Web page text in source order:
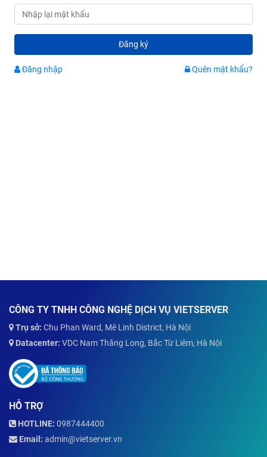
Đăng ký
Đăng nhập Quên mật khẩu?
CÔNG TY TNHH CÔNG NGHỆ DỊCH VỤ VIETSERVER
Trụ sở: Chu Phan Ward, Mê Linh District, Hà Nội
Datacenter: VDC Nam Thăng Long, Bắc Từ Liêm, Hà Nội
HỖ TRỢ
HOTLINE: 0987444400
Email: admin@vietserver.vn